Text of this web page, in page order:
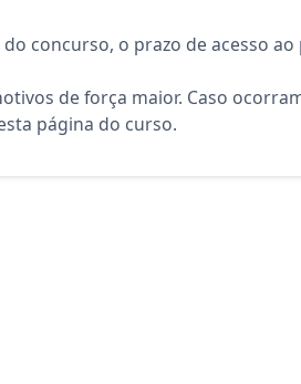
concurso, o prazo de acesso
de força maior. Caso
página do curso.